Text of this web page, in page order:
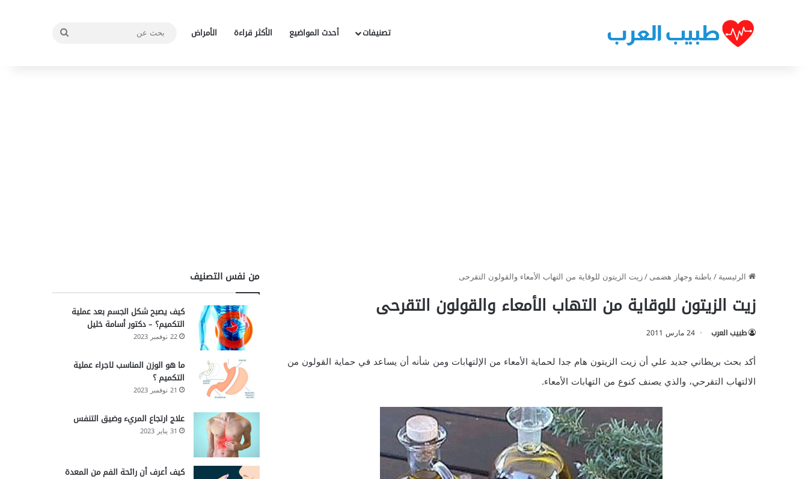
تصنيفات أحدث المواضيع الأكثر قراءة الأمراض
الرئيسية/باطنة وجهاز هضمى/زيت الزيتون للوقاية من التهاب الأمعاء والقولون التقرحى
زيت الزيتون للوقاية من التهاب الأمعاء والقولون التقرحى
طبيب العرب 24 مارس 2011
أكد بحث بريطاني جديد علي أن زيت الزيتون هام جدا لحماية الأمعاء من الإلتهابات ومن شأنه أن يساعد في حماية القولون من
الالتهاب التقرحي، والذي يصنف كنوع من التهابات الأمعاء.
من نفس التصنيف
كيف يصبح شكل الجسم بعد عملية
التكميم؟ – دكتور أسامة خليل
22 نوفمبر 2023
ما هو الوزن المناسب لاجراء عملية
التكميم ؟
21 نوفمبر 2023
علاج ارتجاع المريء وضيق التنفس
31 يناير 2023
كيف أعرف أن رائحة الفم من المعدة